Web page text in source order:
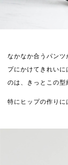
なかなか合うパンツ
プにかけてきれいに
のは、きっとこの型
特にヒップの作りに